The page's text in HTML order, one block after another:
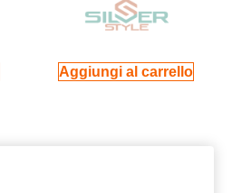
Aggiungi al carrello